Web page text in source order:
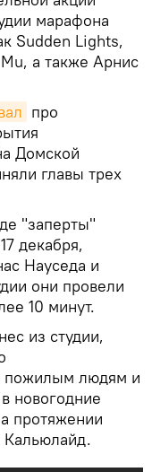
марафона
Sudden Lights,
а также Арнис
про
Домской
главы трех
"заперты"
декабря,
Науседа и
они провели
10 минут.
из студии,
пожилым людям и
новогодние
протяжении
Кальюлайд.